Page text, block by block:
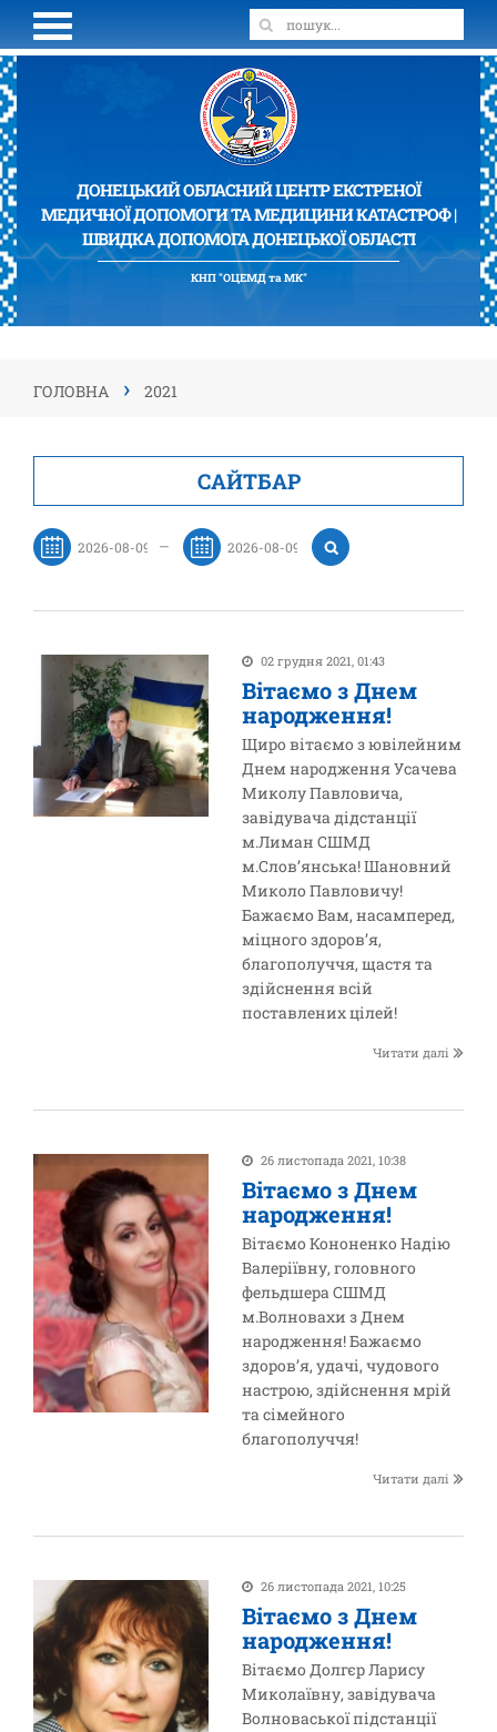
ДОНЕЦЬКИЙ ОБЛАСНИЙ ЦЕНТР ЕКСТРЕНОЇ
МЕДИЧНОЇ ДОПОМОГИ ТА МЕДИЦИНИ КАТАСТРОФ |
ШВИДКА ДОПОМОГА ДОНЕЦЬКОЇ ОБЛАСТІ
КНП "ОЦЕМД та МК"
ГОЛОВНА › 2021
САЙТБАР
—
02 грудня 2021, 01:43
Вітаємо з Днем
народження!
Щиро вітаємо з ювілейним
Днем народження Усачева
Миколу Павловича,
завідувача дідстанції
м.Лиман СШМД
м.Слов’янська! Шановний
Миколо Павловичу!
Бажаємо Вам, насамперед,
міцного здоров’я,
благополуччя, щастя та
здійснення всій
поставлених цілей!
Читати далі
26 листопада 2021, 10:38
Вітаємо з Днем
народження!
Вітаємо Кононенко Надію
Валеріївну, головного
фельдшера СШМД
м.Волновахи з Днем
народження! Бажаємо
здоров’я, удачі, чудового
настрою, здійснення мрій
та сімейного
благополуччя!
Читати далі
26 листопада 2021, 10:25
Вітаємо з Днем
народження!
Вітаємо Долгєр Ларису
Миколаївну, завідувача
Волноваської підстанції